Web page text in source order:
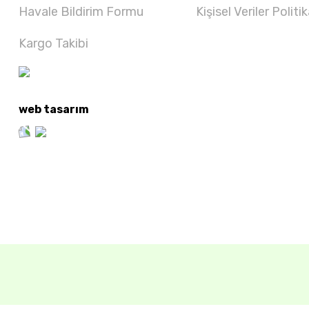
Havale Bildirim Formu
Kargo Takibi
Kişisel Veriler
web tasarım